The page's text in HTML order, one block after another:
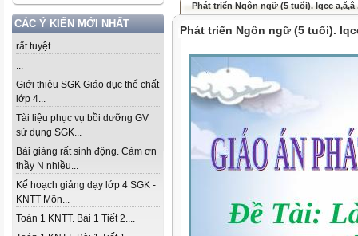
CÁC Ý KIẾN MỚI NHẤT
rất tuyệt...
...
Giới thiệu SGK Giáo dục thể chất
lớp 4...
Tài liệu phục vụ bồi dưỡng GV
sử dụng SGK...
Bài giảng rất sinh động. Cảm ơn
thầy N nhiều...
Kế hoạch giảng dạy lớp 4 SGK -
KNTT Môn...
Toán 1 KNTT. Bài 1 Tiết 2....
Phát triển Ngôn ngữ (5 tuổi). lqcc a,ă,â
Phát triển Ngôn ngữ (5 tuổi).